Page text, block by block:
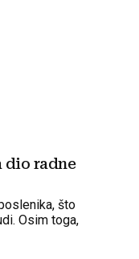
dio radne
što
Osim toga,